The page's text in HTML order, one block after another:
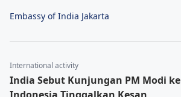
Embassy of India Jakarta
International activity
India Sebut Kunjungan PM Modi ke
Indonesia Tinggalkan Kesan